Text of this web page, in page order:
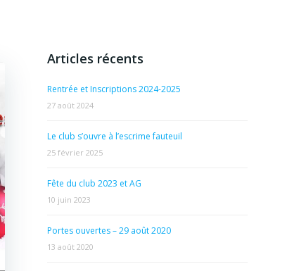
Articles récents
Rentrée et Inscriptions 2024-2025
27 août 2024
Le club s’ouvre à l’escrime fauteuil
25 février 2025
Fête du club 2023 et AG
10 juin 2023
Portes ouvertes – 29 août 2020
13 août 2020